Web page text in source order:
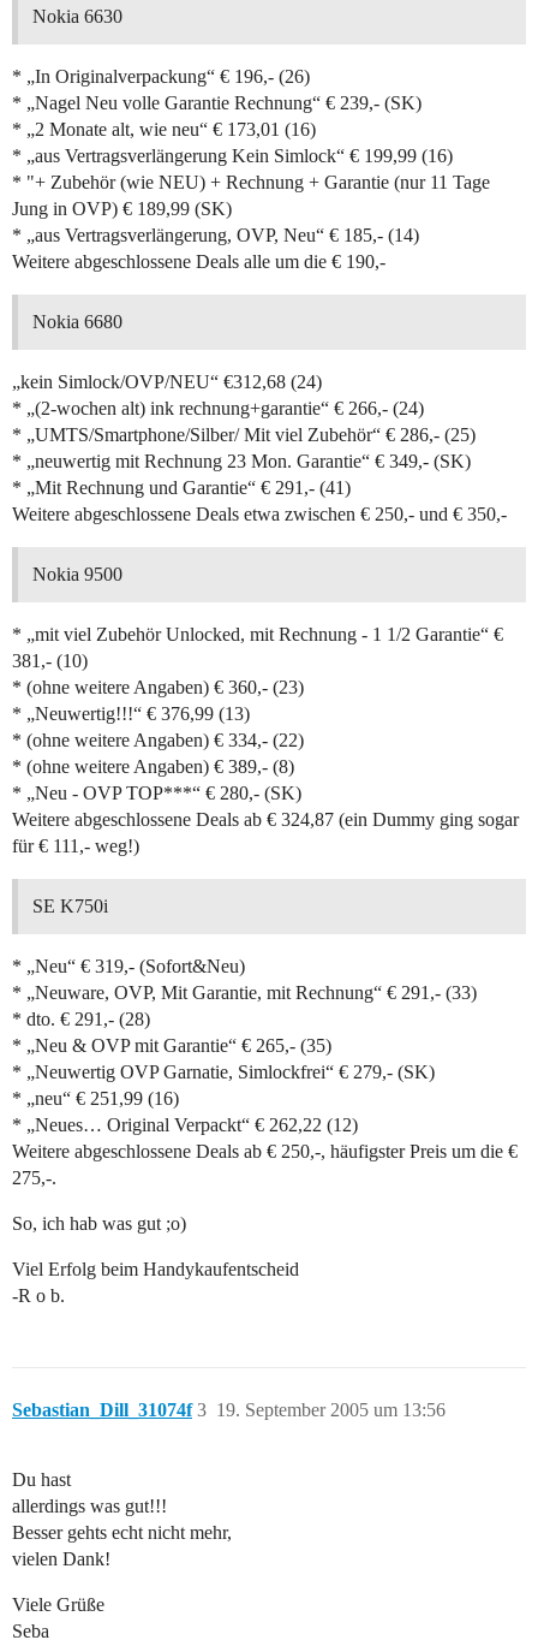
Nokia 6630
* „In Originalverpackung“ € 196,- (26)
* „Nagel Neu volle Garantie Rechnung“ € 239,- (SK)
* „2 Monate alt, wie neu“ € 173,01 (16)
* „aus Vertragsverlängerung Kein Simlock“ € 199,99 (16)
* "+ Zubehör (wie NEU) + Rechnung + Garantie (nur 11 Tage
Jung in OVP) € 189,99 (SK)
* „aus Vertragsverlängerung, OVP, Neu“ € 185,- (14)
Weitere abgeschlossene Deals alle um die € 190,-
Nokia 6680
„kein Simlock/OVP/NEU“ €312,68 (24)
* „(2-wochen alt) ink rechnung+garantie“ € 266,- (24)
* „UMTS/Smartphone/Silber/ Mit viel Zubehör“ € 286,- (25)
* „neuwertig mit Rechnung 23 Mon. Garantie“ € 349,- (SK)
* „Mit Rechnung und Garantie“ € 291,- (41)
Weitere abgeschlossene Deals etwa zwischen € 250,- und € 350,-
Nokia 9500
* „mit viel Zubehör Unlocked, mit Rechnung - 1 1/2 Garantie“ €
381,- (10)
* (ohne weitere Angaben) € 360,- (23)
* „Neuwertig!!!“ € 376,99 (13)
* (ohne weitere Angaben) € 334,- (22)
* (ohne weitere Angaben) € 389,- (8)
* „Neu - OVP TOP***“ € 280,- (SK)
Weitere abgeschlossene Deals ab € 324,87 (ein Dummy ging sogar
für € 111,- weg!)
SE K750i
* „Neu“ € 319,- (Sofort&Neu)
* „Neuware, OVP, Mit Garantie, mit Rechnung“ € 291,- (33)
* dto. € 291,- (28)
* „Neu & OVP mit Garantie“ € 265,- (35)
* „Neuwertig OVP Garnatie, Simlockfrei“ € 279,- (SK)
* „neu“ € 251,99 (16)
* „Neues… Original Verpackt“ € 262,22 (12)
Weitere abgeschlossene Deals ab € 250,-, häufigster Preis um die €
275,-.
So, ich hab was gut ;o)
Viel Erfolg beim Handykaufentscheid
-R o b.
Sebastian_Dill_31074f 19. September 2005 um 13:56
3
Du hast
allerdings was gut!!!
Besser gehts echt nicht mehr,
vielen Dank!
Viele Grüße
Seba